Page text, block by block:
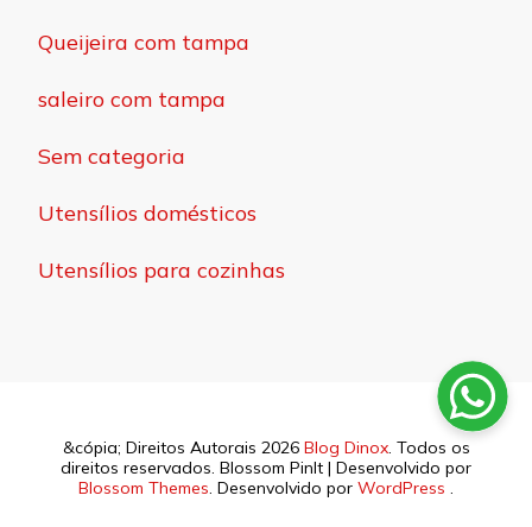
Queijeira com tampa
saleiro com tampa
Sem categoria
Utensílios domésticos
Utensílios para cozinhas
&cópia; Direitos Autorais 2026 Blog Dinox. Todos os
direitos reservados. Blossom PinIt | Desenvolvido por
Blossom Themes. Desenvolvido por WordPress .